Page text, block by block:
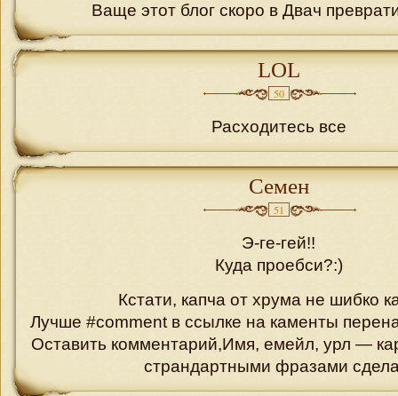
Ваще этот блог скоро в Двач
LOL
50
Расходитесь все
Семен
51
Э-ге-гей!!
Куда проебси?:)
Кстати, капча от хрума не шибко
Лучше #comment в ссылке на каменты
Оставить комментарий,Имя, емейл, урл —
страндартными фразами